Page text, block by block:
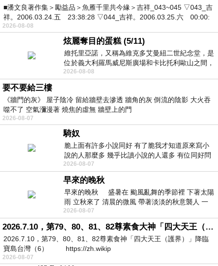
■潘文良著作集＞勵益品＞魚雁千里共今緣＞吉祥_043~045 ▽043_吉
祥。2006.03.24.五 23:38:28 ▽044_吉祥。2006.03.25.六 00:00:
2026-08-08
炫麗奪目的蛋糕 (5/11)
維托里亞諾，又稱為維克多艾曼紐二世紀念堂，是
位於義大利羅馬威尼斯廣場和卡比托利歐山之間，
用以紀念統一義大利統一後的的第一位國
2026-08-08
要不要給三樓
《牆門的灰》 屋子陰冷 留給牆壁去滲透 牆角的灰 倒流的陰影 大火吞
噬不了 空氣瀰漫著 燒焦的虛無 牆壁上的門
2026-08-07
騎奴
脆上面有許多小說同好 有了脆我才知道原來寫小
說的人那麼多 幾乎比讀小說的人還多 有位同好問
了一個問題 她說為什麼高中文學獎的
2026-08-07
早來的晚秋
早來的晚秋 盛暑在 颱風亂舞的季節裡 下著太陽
雨 立秋來了 清晨的微風 帶著淡淡的秋意襲人 一
下子 又被赤
2026-08-07
2026.7.10，第79、80、81、82尊素食大神「四大天王（護界）」降臨寶島台灣（6）
2026.7.10，第79、80、81、82尊素食神「四大天王（護界）」降臨
寶島台灣（6） https://zh.wikip
2026-08-07